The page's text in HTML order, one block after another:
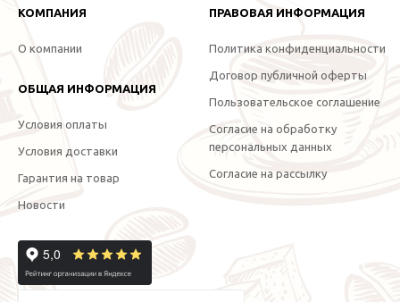
КОМПАНИЯ
О компании
ОБЩАЯ ИНФОРМАЦИЯ
Условия оплаты
Условия доставки
Гарантия на товар
Новости
ПРАВОВАЯ ИНФОРМАЦИЯ
Политика конфиденциальности
Договор публичной оферты
Пользовательское соглашение
Согласие на обработку
персональных данных
Согласие на рассылку